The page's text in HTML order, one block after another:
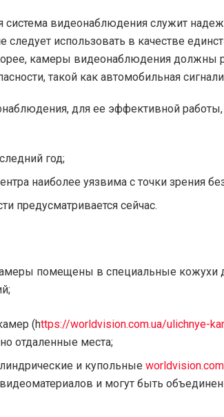
система видеонаблюдения служит
следует использовать в качестве
камеры видеонаблюдения должны
такой как автомобильная
для ее эффективной
год;
наиболее уязвима с точки зрения
предусматривается сейчас.
помещены в специальные кожухи
(https://worldvision.com.ua/ulichnye-
отдаленные места;
и купольные
и могут быть